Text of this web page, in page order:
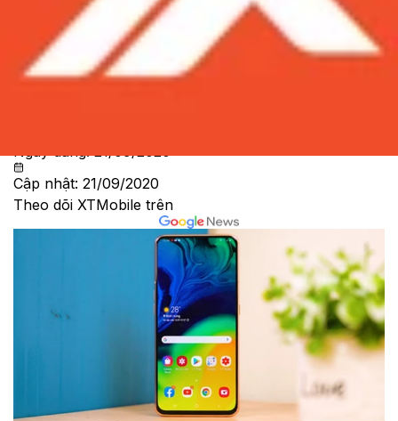
Top 5 smartphone chạy chip
Snapdragon 730 đáng mua nhất
hiện nay
Ngày đăng:21/09/2020
Cập nhật: 21/09/2020
Theo dõi XTMobile trên